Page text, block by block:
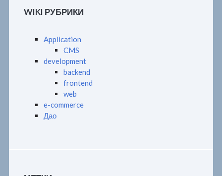
WIKI РУБРИКИ
Application
CMS
development
backend
frontend
web
e-commerce
Дао